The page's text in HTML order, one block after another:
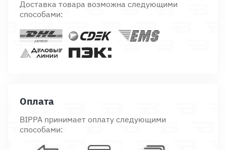
Доставка товара возможна следующими
способами:
Оплата
BIPPA принимает оплату следующими
способами: